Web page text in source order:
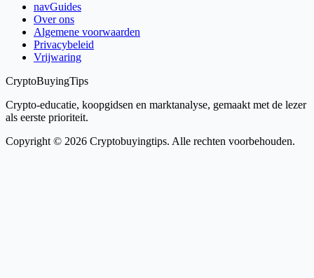
navGuides
Over ons
Algemene voorwaarden
Privacybeleid
Vrijwaring
CryptoBuyingTips
Crypto-educatie, koopgidsen en marktanalyse, gemaakt met de lezer
als eerste prioriteit.
Copyright © 2026 Cryptobuyingtips. Alle rechten voorbehouden.